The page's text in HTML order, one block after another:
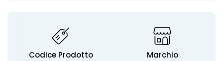
Codice Prodotto Marchio